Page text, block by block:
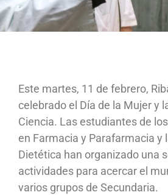
Este martes, 11 de febrero,
celebrado el Día de la Mujer y
Ciencia. Las estudiantes de
en Farmacia y Parafarmacia y
Dietética han organizado una
actividades para acercar el
varios grupos de Secundaria.